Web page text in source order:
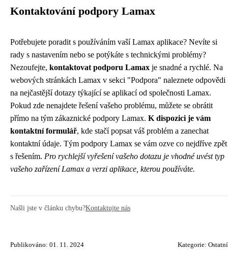
Kontaktování podpory Lamax
Potřebujete poradit s používáním vaší Lamax aplikace? Nevíte si
rady s nastavením nebo se potýkáte s technickými problémy?
Nezoufejte, kontaktovat podporu Lamax je snadné a rychlé. Na
webových stránkách Lamax v sekci "Podpora" naleznete odpovědi
na nejčastější dotazy týkající se aplikací od společnosti Lamax.
Pokud zde nenajdete řešení vašeho problému, můžete se obrátit
přímo na tým zákaznické podpory Lamax. K dispozici je vám
kontaktní formulář, kde stačí popsat váš problém a zanechat
kontaktní údaje. Tým podpory Lamax se vám ozve co nejdříve zpět
s řešením. Pro rychlejší vyřešení vašeho dotazu je vhodné uvést typ
vašeho zařízení Lamax a verzi aplikace, kterou používáte.
Našli jste v článku chybu?Kontaktujte nás
Publikováno: 01. 11. 2024 Kategorie: Ostatní